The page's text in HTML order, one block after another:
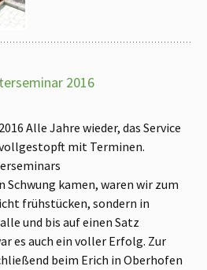
2016
Alle Jahre wieder, das Service
mit Terminen.
kamen, waren wir zum
frühstücken, sondern in
und bis auf einen Satz
es auch ein voller Erfolg. Zur
beim Erich in Oberhofen